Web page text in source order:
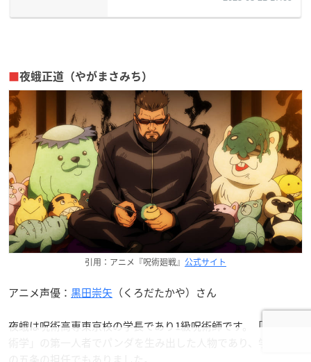
夜蛾正道（やがまさみち）
引用：アニメ『呪術廻戦』 公式サイト
アニメ声優： 黒田崇矢 （くろだたかや）さん
夜蛾は呪術高専東京校の学長であり1級呪術師です。「傀儡呪